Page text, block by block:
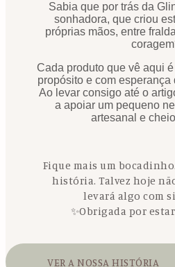
Sabia que por trás da
sonhadora, que criou
próprias mãos, entre
Cada produto que vê aqui
propósito e com esperança
Ao levar consigo até o
a apoiar um pequeno
artesanal e
Fique mais um
história. Talvez hoje
levará algo com
✨Obrigada por
VER A NOSSA HISTÓRIA